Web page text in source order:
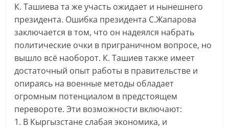
К. Ташиева та же участь ожидает и нынешнего
президента. Ошибка президента С.Жапарова
заключается в том, что он надеялся набрать
политические очки в приграничном вопросе, но
вышло всё наоборот. К. Ташиев также имеет
достаточный опыт работы в правительстве и
опираясь на военные методы обладает
огромным потенциалом в предстоящем
перевороте. Эти возможности включают:
1. В Кыргызстане слабая экономика, и